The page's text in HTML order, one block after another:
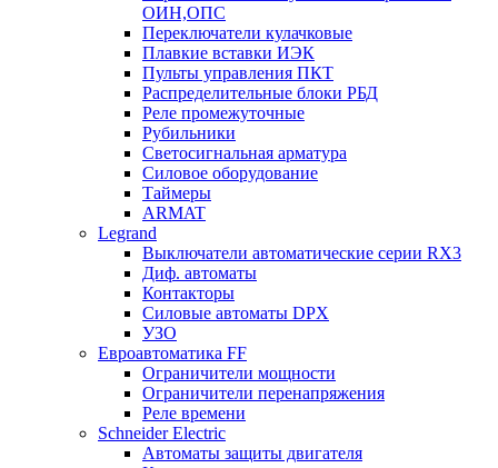
ОИН,ОПС
Переключатели кулачковые
Плавкие вставки ИЭК
Пульты управления ПКТ
Распределительные блоки РБД
Реле промежуточные
Рубильники
Светосигнальная арматура
Силовое оборудование
Таймеры
ARMAT
Legrand
Выключатели автоматические серии RX3
Диф. автоматы
Контакторы
Силовые автоматы DPX
УЗО
Евроавтоматика FF
Ограничители мощности
Ограничители перенапряжения
Реле времени
Schneider Electric
Автоматы защиты двигателя